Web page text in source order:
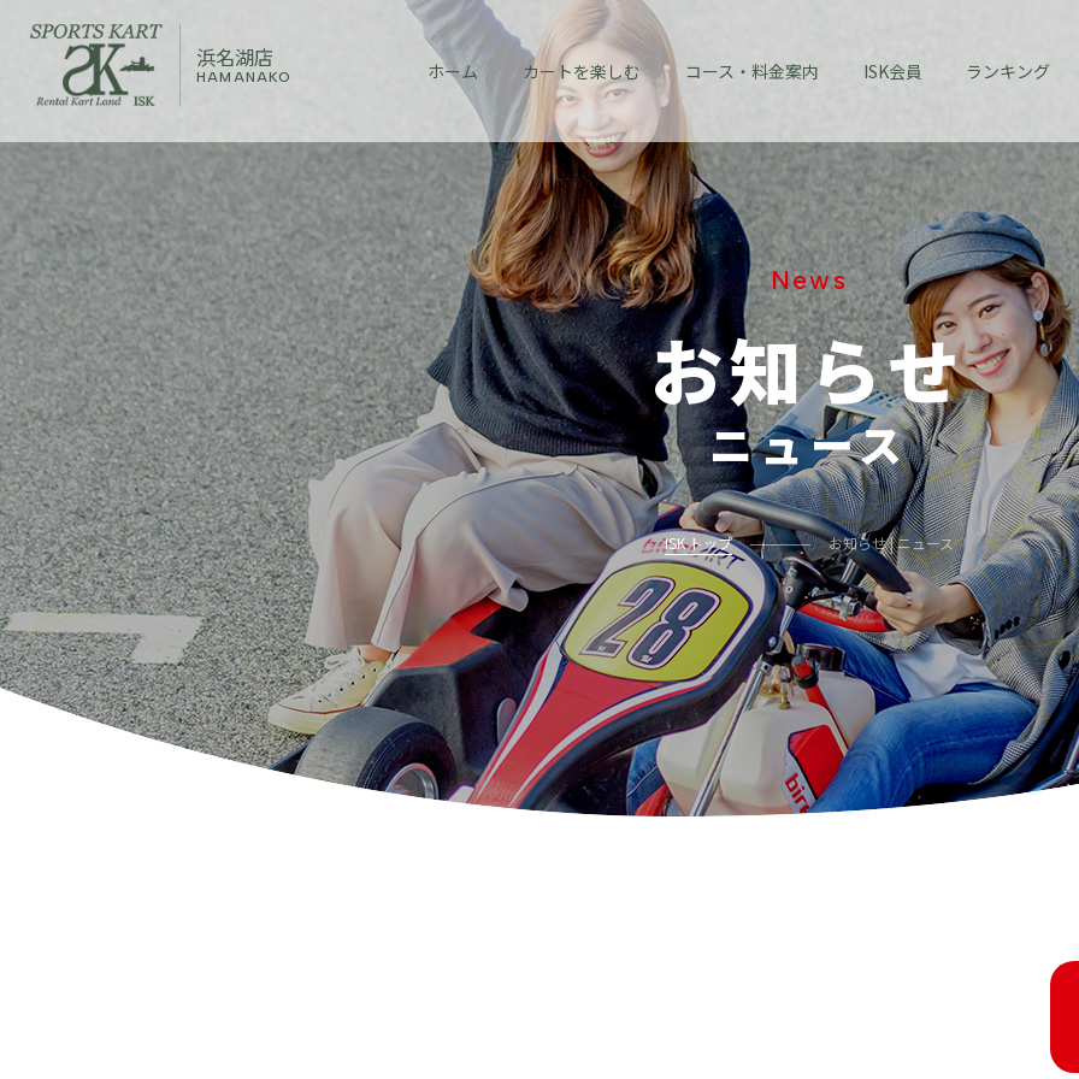
浜名湖店
HAMANAKO ホーム カートを楽しむ コース・料金案内 ISK会員 ランキング
News
お知らせ
ニュース
ISK トップ お知らせ | ニュース